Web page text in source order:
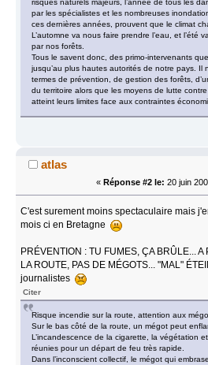
risques naturels majeurs, l’année de tous les
par les spécialistes et les nombreuses
ces dernières années, prouvent que le climat
L’automne va nous faire prendre l’eau, et l’été
par nos forêts.
Tous le savent donc, des primo-intervenants
jusqu’au plus hautes autorités de notre pays. Il
termes de prévention, de gestion des forêts,
du territoire alors que les moyens de lutte
atteint leurs limites face aux contraintes
atlas
« Réponse #2 le: 20 juin
C'est surement moins spectaculaire mais
mois ci en Bretagne
PRÉVENTION : TU FUMES, ÇA BRÛLE...
LA ROUTE, PAS DE MÉGOTS... "MAL"
journalistes
Citer
Risque incendie sur la route, attention aux
Sur le bas côté de la route, un mégot peut
L’incandescence de la cigarette, la végétation
réunies pour un départ de feu très rapide.
Dans l’inconscient collectif, le mégot qui